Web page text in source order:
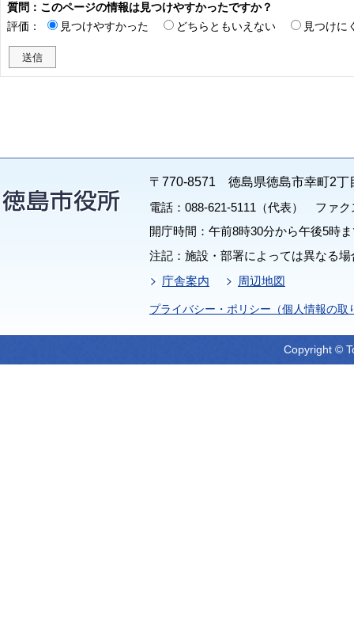
質問：このページの情報は見つけやすかったですか？
評価：
見つけやすかった どちらともいえない 見つけに
〒770-8571 徳島県徳島市幸町2丁
電話：088-621-5111（代表） ファク
開庁時間：午前8時30分から午後5時
注記：施設・部署によっては異なる
庁舎案内
周辺地図
プライバシー・ポリシー（個人情報の取
Copyright ©